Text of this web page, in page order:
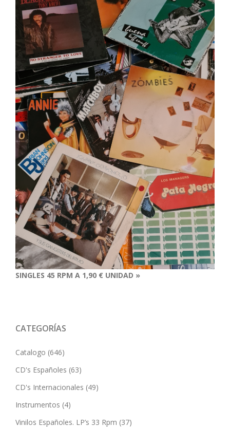
SINGLES 45 RPM A 1,90 € UNIDAD »
CATEGORÍAS
Catalogo (646)
CD's Españoles (63)
CD's Internacionales (49)
Instrumentos (4)
Vinilos Españoles. LP’s 33 Rpm (37)